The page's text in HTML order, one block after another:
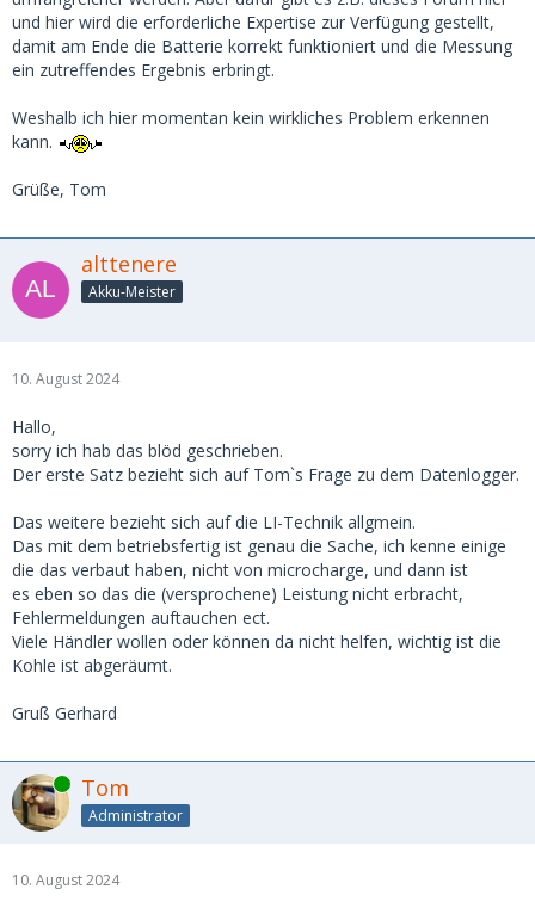
und hier wird die erforderliche Expertise zur Verfügung gestellt,
damit am Ende die Batterie korrekt funktioniert und die Messung
ein zutreffendes Ergebnis erbringt.
Weshalb ich hier momentan kein wirkliches Problem erkennen
kann.
Grüße, Tom
alttenere
Akku-Meister
10. August 2024
Hallo,
sorry ich hab das blöd geschrieben.
Der erste Satz bezieht sich auf Tom`s Frage zu dem Datenlogger.
Das weitere bezieht sich auf die LI-Technik allgmein.
Das mit dem betriebsfertig ist genau die Sache, ich kenne einige
die das verbaut haben, nicht von microcharge, und dann ist
es eben so das die (versprochene) Leistung nicht erbracht,
Fehlermeldungen auftauchen ect.
Viele Händler wollen oder können da nicht helfen, wichtig ist die
Kohle ist abgeräumt.
Gruß Gerhard
Online Tom
Administrator
10. August 2024